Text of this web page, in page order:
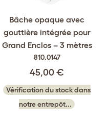
Bâche opaque avec
gouttière intégrée pour
Grand Enclos – 3 mètres
810.0147
45,00 €
Vérification du stock dans
notre entrepôt...